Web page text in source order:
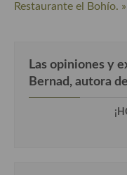
Restaurante el Bohío. »
Las opiniones y
Bernad, autora